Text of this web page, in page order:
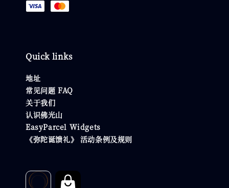
Quick links
地址
常见问题 FAQ
关于我们
认识佛光山
EasyParcel Widgets
《弥陀诞馈礼》 活动条例及规则